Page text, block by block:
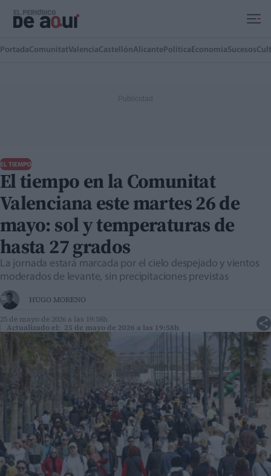
PortadaComunitatValenciaCastellónAlicante Política EconomíaSucesos
EL TIEMPO
El tiempo en la Comunitat
Valenciana este martes 26 de
mayo: sol y temperaturas de
hasta 27 grados
La jornada estará marcada por el cielo despejado y vientos
moderados de levante, sin precipitaciones previstas
HUGO MORENO
25 de mayo de 2026 a las 19:58h
Actualizado el: 25 de mayo de 2026 a las 19:58h